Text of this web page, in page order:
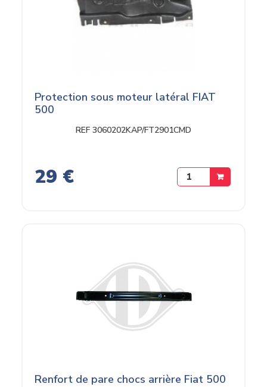
Protection sous moteur latéral FIAT
500
REF 3060202KAP/FT2901CMD
29 €
Renfort de pare chocs arrière Fiat 500